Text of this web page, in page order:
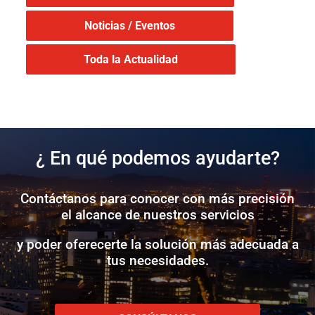
Noticias / Eventos
Toda la Actualidad
¿ En qué podemos ayudarte?
Contáctanos para conocer con más precisión
el alcance de nuestros servicios
y poder oferecerte la solución más adecuada a
tus necesidades.